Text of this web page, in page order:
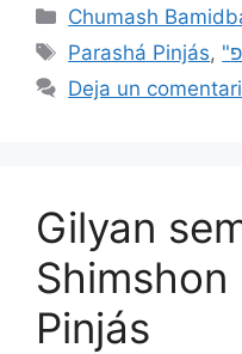
Chumash
Parashá Pinjás,
Deja un
Gilyan
Shimshon
Pinjás